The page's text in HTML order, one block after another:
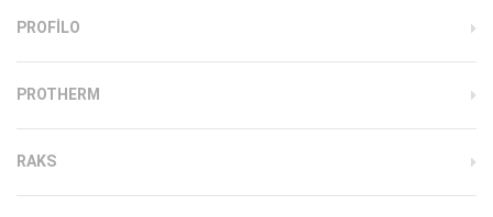
PROFILO
PROTHERM
RAKS